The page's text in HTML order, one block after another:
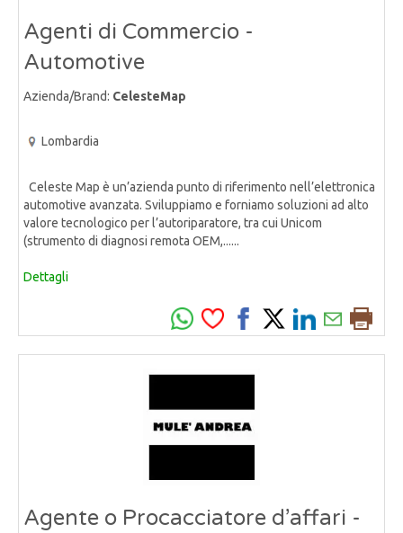
Agenti di Commercio -
Automotive
Azienda/Brand: CelesteMap
Lombardia
Celeste Map è un’azienda punto di riferimento nell’elettronica
automotive avanzata. Sviluppiamo e forniamo soluzioni ad alto
valore tecnologico per l’autoriparatore, tra cui Unicom
(strumento di diagnosi remota OEM,......
Dettagli
Agente o Procacciatore d’affari -